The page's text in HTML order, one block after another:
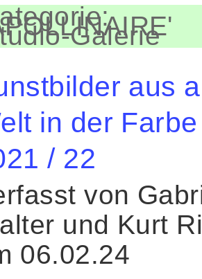
Galerie
aus
in der
/ 22
von
und Kurt
06.02.24